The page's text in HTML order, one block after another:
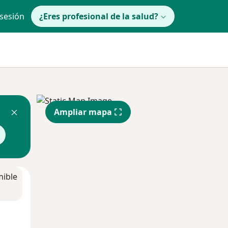
¿Eres profesional de la salud?
Ampliar mapa